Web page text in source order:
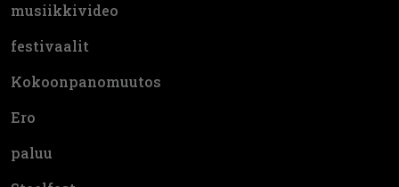
musiikkivideo
festivaalit
Kokoonpanomuutos
Ero
paluu